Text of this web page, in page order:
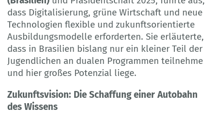
dass Digitalisierung, grüne Wirtschaft und neue
Technologien flexible und zukunftsorientierte
Ausbildungsmodelle erforderten. Sie erläuterte,
dass in Brasilien bislang nur ein kleiner Teil der
Jugendlichen an dualen Programmen teilnehme
und hier großes Potenzial liege.
Zukunftsvision: Die Schaffung einer Autobahn
des Wissens